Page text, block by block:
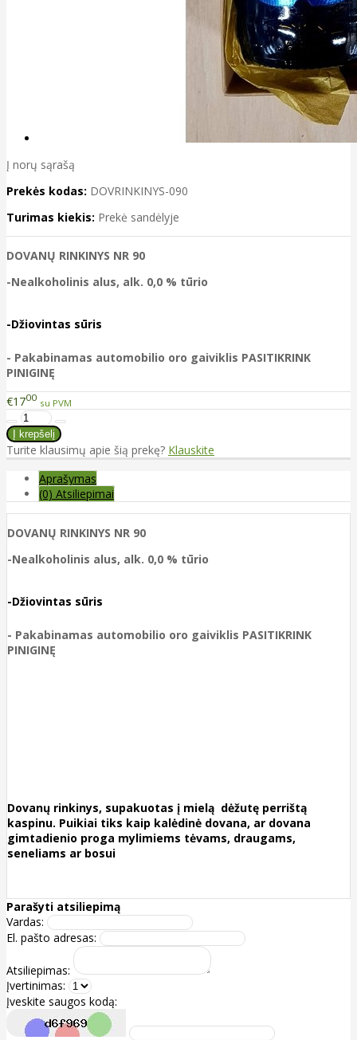
Į norų sąrašą
Prekės kodas: DOVRINKINYS-090
Turimas kiekis: Prekė sandėlyje
DOVANŲ RINKINYS NR 90
-Nealkoholinis alus, alk. 0,0 % tūrio
-Džiovintas sūris
- Pakabinamas automobilio oro gaiviklis PASITIKRINK
PINIGINĘ
€1700 su PVM
Turite klausimų apie šią prekę? Klauskite
Aprašymas
(0) Atsiliepimai
DOVANŲ RINKINYS NR 90
-Nealkoholinis alus, alk. 0,0 % tūrio
-Džiovintas sūris
- Pakabinamas automobilio oro gaiviklis PASITIKRINK
PINIGINĘ
Dovanų rinkinys, supakuotas į mielą dėžutę perrištą
kaspinu. Puikiai tiks kaip kalėdinė dovana, ar dovana
gimtadienio proga mylimiems tėvams, draugams,
seneliams ar bosui
Parašyti atsiliepimą
Vardas:
El. pašto adresas:
Atsiliepimas:
Įvertinimas:
Įveskite saugos kodą: